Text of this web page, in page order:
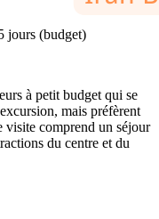
jours (budget)
à petit budget qui se
mais préfèrent
visite comprend un séjour
du centre et du